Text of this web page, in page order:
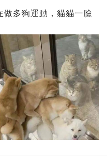
做多狗運動，貓貓一臉